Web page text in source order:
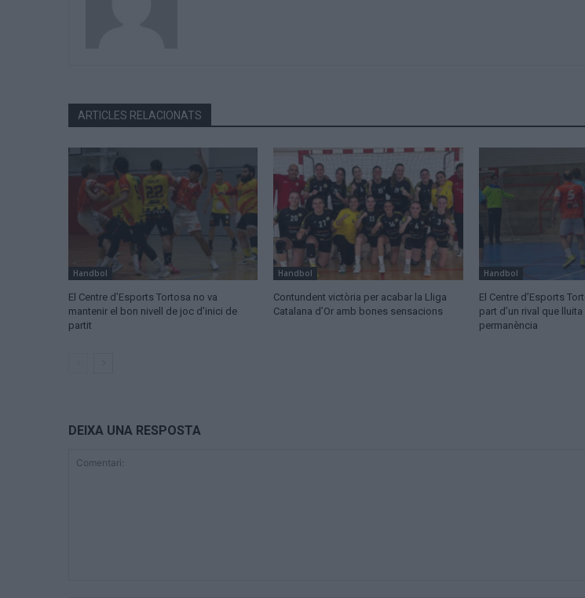
ARTICLES RELACIONATS
Handbol
El Centre d’Esports Tortosa no va
mantenir el bon nivell de joc d’inici de
partit
Handbol
Contundent victòria per acabar la Lliga
Catalana d’Or amb bones sensacions
Handbol
El Centre d’Esports
part d’un rival que lluita
permanència
DEIXA UNA RESPOSTA